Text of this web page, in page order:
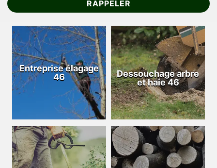
Entreprise élagage
46
Dessouchage arbre
et haie 46